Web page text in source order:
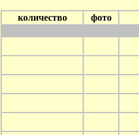
количество фото